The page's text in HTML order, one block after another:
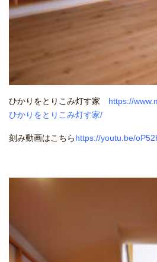
ひかりをとりこみ灯す家 https://
ひかりをとりこみ灯す家/
刻み動画はこちらhttps://youtu.be/